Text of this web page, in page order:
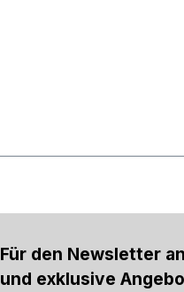
Für den Newsletter
und exklusive